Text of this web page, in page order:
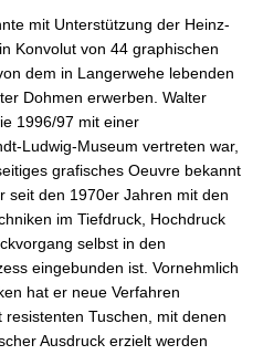
mit Unterstützung der Heinz-
Konvolut von 44 graphischen
dem in Langerwehe lebenden
Dohmen erwerben. Walter
1996/97 mit einer
Ludwig-Museum vertreten war,
grafisches Oeuvre bekannt
seit den 1970er Jahren mit den
im Tiefdruck, Hochdruck
selbst in den
eingebunden ist. Vornehmlich
hat er neue Verfahren
Tuschen, mit denen
Ausdruck erzielt werden